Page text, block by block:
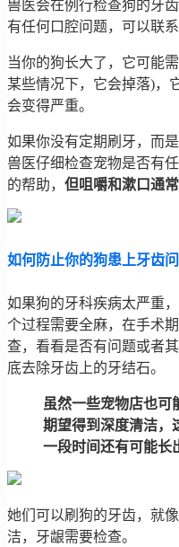
兽医会在例行检查狗的牙
有任何口腔问题，可以联系
当你的狗长大了，它可能
某些情况下，它会掉落)，
会变得严重。
如果你没有定期刷牙，而
兽医仔细检查宠物是否有
的帮助， 但咀嚼和漱口通
如何防止你的狗患上牙齿
如果狗的牙科疾病太严重
个过程需要全麻，在手术
查，看看是否有问题或者
底去除牙齿上的牙结石。
虽然一些宠物店也可
期望得到深度清洁，
一段时间还有可能长
她们可以刷狗的牙齿，就
洁，牙龈需要检查。